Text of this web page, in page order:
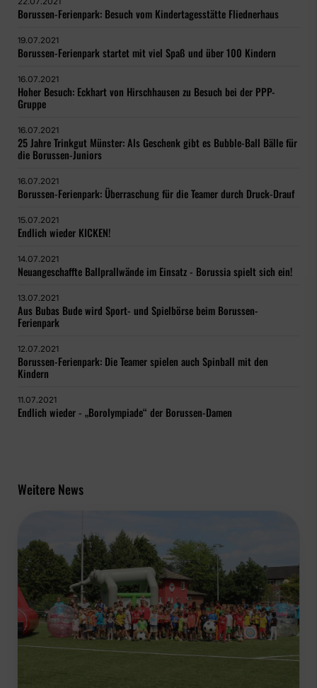
Borussen-Ferienpark: Besuch vom Kindertagesstätte Fliednerhaus
19.07.2021
Borussen-Ferienpark startet mit viel Spaß und über 100 Kindern
16.07.2021
Hoher Besuch: Eckhart von Hirschhausen zu Besuch bei der PPP-
Gruppe
16.07.2021
25 Jahre Trinkgut Münster: Als Geschenk gibt es Bubble-Ball Bälle für
die Borussen-Juniors
16.07.2021
Borussen-Ferienpark: Überraschung für die Teamer durch Druck-Drauf
15.07.2021
Endlich wieder KICKEN!
14.07.2021
Neuangeschaffte Ballprallwände im Einsatz - Borussia spielt sich ein!
13.07.2021
Aus Bubas Bude wird Sport- und Spielbörse beim Borussen-
Ferienpark
12.07.2021
Borussen-Ferienpark: Die Teamer spielen auch Spinball mit den
Kindern
11.07.2021
Endlich wieder - „Borolympiade“ der Borussen-Damen
Weitere News